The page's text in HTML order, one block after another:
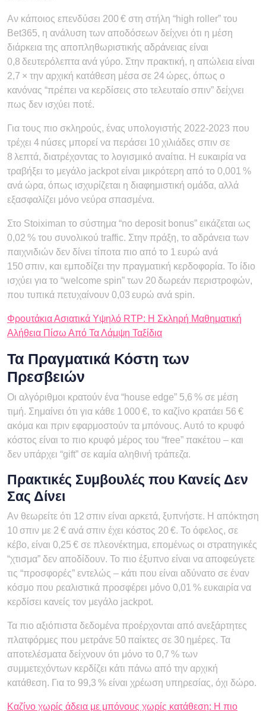
Αν κάποιος επενδύσει 200 € στη στήλη “high roller” του
Bet365, η ανάλυση των αποδόσεων δείχνει ότι η μέση
διάρκεια της αποπληθωριστικής αδράνειας είναι
0,8 δευτερόλεπτα ανά γύρο. Στην πρακτική, η απώλεια είναι
2,7 × την αρχική κατάθεση μέσα σε 24 ώρες, όπως ο
κανόνας “πρέπει να κερδίσεις στο τελευταίο σπιν” δείχνει
πως δεν ισχύει ποτέ.
Για τους πιο σκληρούς, ένας υπολογιστής 2022‑2023 που
τρέχει 4 núσες μπορεί να περάσει 10 χιλιάδες σπιν σε
8 λεπτά, διατρέχοντας το λογισμικό αναίτια. Η ευκαιρία να
τραβήξει το μεγάλο jackpot είναι μικρότερη από το 0,001 %
ανά ώρα, όπως ισχυρίζεται η διαφημιστική ομάδα, αλλά
εξασφαλίζει μόνο νεύρα σπασμένα.
Στο Stoiximan το σύστημα “no deposit bonus” εικάζεται ως
0,02 % του συνολικού traffic. Στην πράξη, το αδράνεια των
παιχνιδιών δεν δίνει τίποτα πιο από το 1 ευρώ ανά
150 σπιν, και εμποδίζει την πραγματική κερδοφορία. Το ίδιο
ισχύει για το “welcome spin” των 20 δωρεάν περιστροφών,
που τυπικά πετυχαίνουν 0,03 ευρώ ανά spin.
Φρουτάκια Ασιατικά Υψηλό RTP: Η Σκληρή Μαθηματική
Αλήθεια Πίσω Από Τα Λάμψη Ταξίδια
Τα Πραγματικά Κόστη των
Πρεσβειών
Οι αλγόριθμοι κρατούν ένα “house edge” 5,6 % σε μέση
τιμή. Σημαίνει ότι για κάθε 1 000 €, το καζίνο κρατάει 56 €
ακόμα και πριν εφαρμοστούν τα μπόνους. Αυτό το κρυφό
κόστος είναι το πιο κρυφό μέρος του “free” πακέτου – και
δεν υπάρχει “gift” σε καμία αληθινή τράπεζα.
Πρακτικές Συμβουλές που Κανείς Δεν
Σας Δίνει
Αν θεωρείτε ότι 12 σπιν είναι αρκετά, ξυπνήστε. Η απόκτηση
10 σπιν με 2 € ανά σπιν έχει κόστος 20 €. Το όφελος, σε
κέβο, είναι 0,25 € σε πλεονέκτημα, επομένως οι στρατηγικές
“χτισμα” δεν αποδίδουν. Το πιο έξυπνο είναι να αποφεύγετε
τις “προσφορές” εντελώς – κάτι που είναι αδύνατο σε έναν
κόσμο που ρεαλιστικά προσφέρει μόνο 0,01 % ευκαιρία να
κερδίσει κανείς τον μεγάλο jackpot.
Τα πιο αξιόπιστα δεδομένα προέρχονται από ανεξάρτητες
πλατφόρμες που μετράνε 50 παίκτες σε 30 ημέρες. Τα
αποτελέσματα δείχνουν ότι μόνο το 0,7 % των
συμμετεχόντων κερδίζει κάτι πάνω από την αρχική
κατάθεση. Για το 99,3 % είναι χρέωση υπηρεσίας, όχι δώρο.
Καζίνο χωρίς άδεια με μπόνους χωρίς κατάθεση: Η πιο